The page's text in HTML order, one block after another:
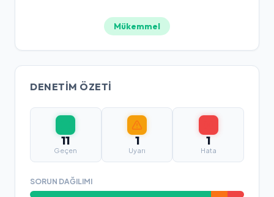
Mükemmel
DENETIM ÖZETI
11
Geçen
1
Uyarı
1
Hata
SORUN DAĞILIMI